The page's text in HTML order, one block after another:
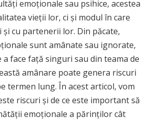
emoționale sau psihice, acestea
vieții lor, ci și modul în care
cu partenerii lor. Din păcate,
sunt amânate sau ignorate,
face față singuri sau din teama de
amânare poate genera riscuri
termen lung. În acest articol, vom
riscuri și de ce este important să
emoționale a părinților cât